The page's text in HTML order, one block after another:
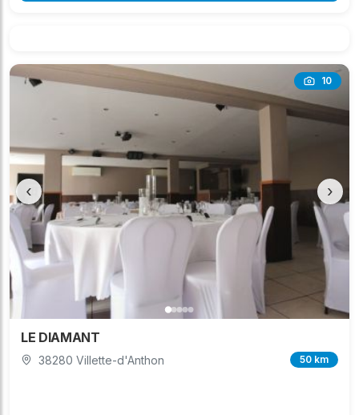
10
‹ ›
LE DIAMANT
38280 Villette-d'Anthon 50 km